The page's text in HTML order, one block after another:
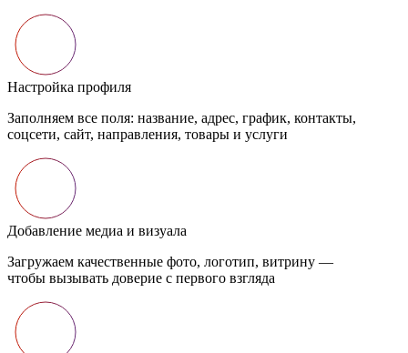
Настройка профиля
Заполняем все поля: название, адрес, график, контакты,
соцсети, сайт, направления, товары и услуги
Добавление медиа и визуала
Загружаем качественные фото, логотип, витрину —
чтобы вызывать доверие с первого взгляда